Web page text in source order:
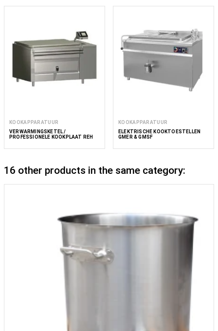
KOOKAPPARATUUR
VERWARMINGSKETEL /
PROFESSIONELE KOOKPLAAT REH
KOOKAPPARATUUR
ELEKTRISCHE KOOKTOESTELLEN
GMER & GMSF
16 other products in the same category: